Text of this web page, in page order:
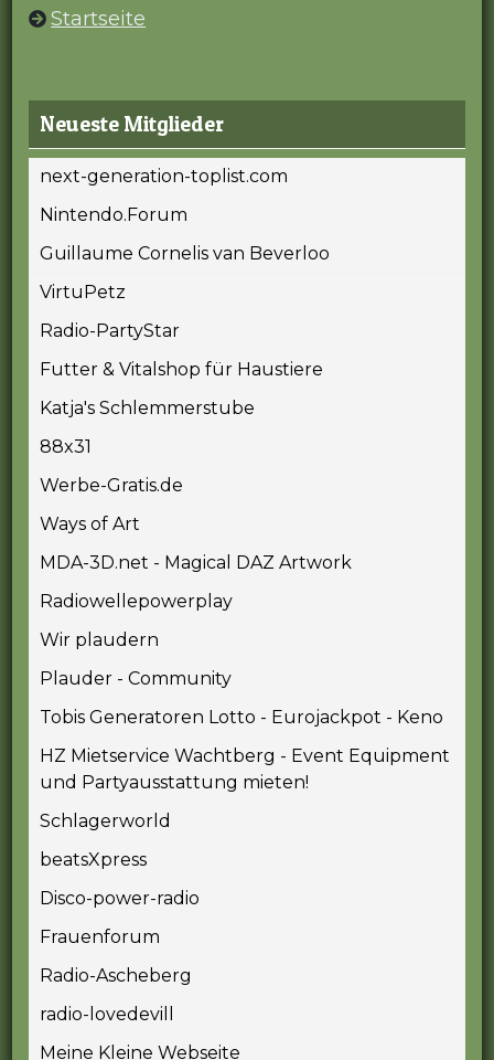
Startseite
Neueste Mitglieder
next-generation-toplist.com
Nintendo.Forum
Guillaume Cornelis van Beverloo
VirtuPetz
Radio-PartyStar
Futter & Vitalshop für Haustiere
Katja's Schlemmerstube
88x31
Werbe-Gratis.de
Ways of Art
MDA-3D.net - Magical DAZ Artwork
Radiowellepowerplay
Wir plaudern
Plauder - Community
Tobis Generatoren Lotto - Eurojackpot - Keno
HZ Mietservice Wachtberg - Event Equipment
und Partyausstattung mieten!
Schlagerworld
beatsXpress
Disco-power-radio
Frauenforum
Radio-Ascheberg
radio-lovedevill
Meine Kleine Webseite